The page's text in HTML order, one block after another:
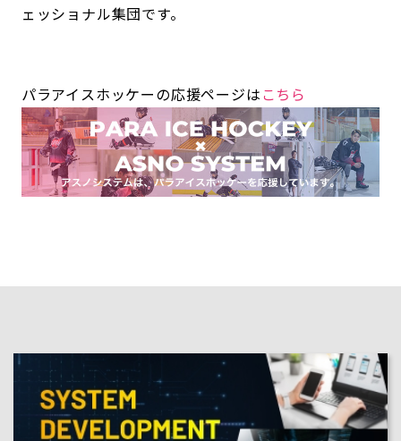
ェッショナル集団です。
パラアイスホッケーの応援ページは こちら